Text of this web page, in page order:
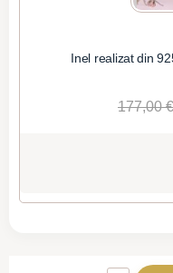
Inel realizat din
177,00 €